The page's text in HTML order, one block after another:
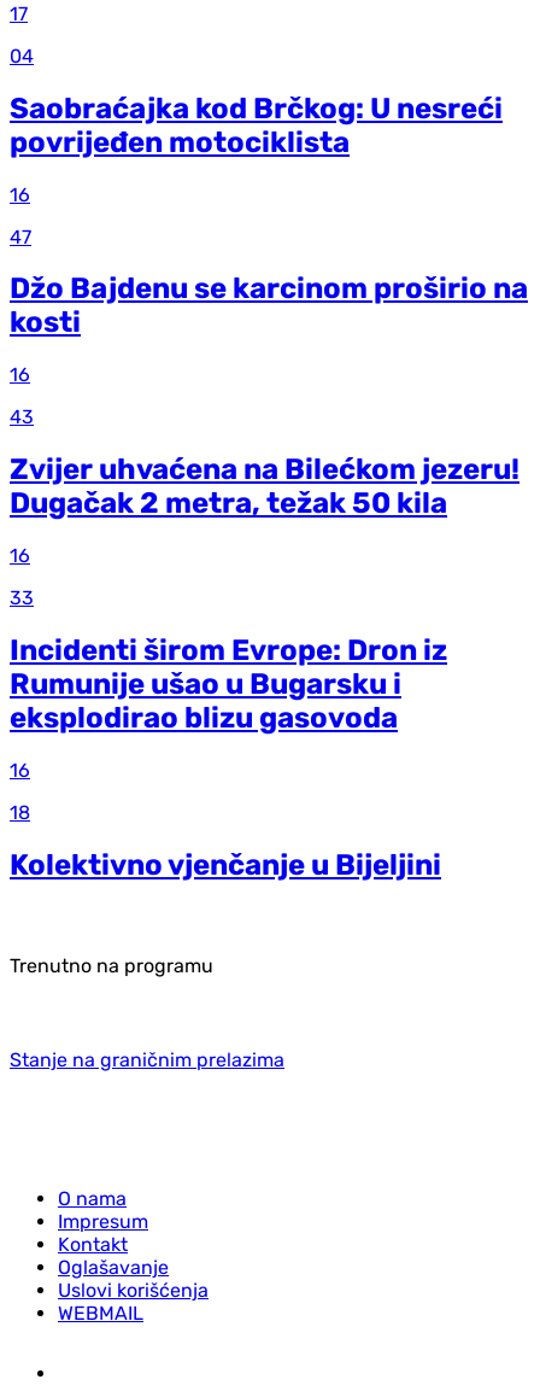
17
04
Saobraćajka kod Brčkog: U nesreći
povrijeđen motociklista
16
47
Džo Bajdenu se karcinom proširio na
kosti
16
43
Zvijer uhvaćena na Bilećkom jezeru!
Dugačak 2 metra, težak 50 kila
16
33
Incidenti širom Evrope: Dron iz
Rumunije ušao u Bugarsku i
eksplodirao blizu gasovoda
16
18
Kolektivno vjenčanje u Bijeljini
Trenutno na programu
Stanje na graničnim prelazima
O nama
Impresum
Kontakt
Oglašavanje
Uslovi korišćenja
WEBMAIL